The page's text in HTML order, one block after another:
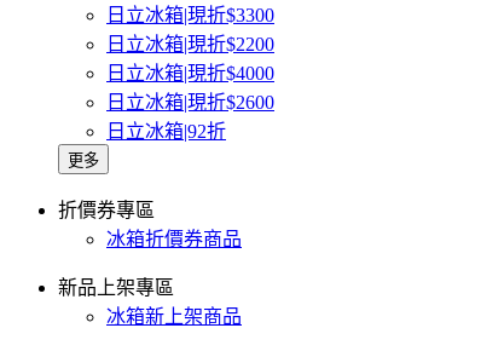
日立冰箱|現折$3300
日立冰箱|現折$2200
日立冰箱|現折$4000
日立冰箱|現折$2600
日立冰箱|92折
更多
折價券專區
冰箱折價券商品
新品上架專區
冰箱新上架商品